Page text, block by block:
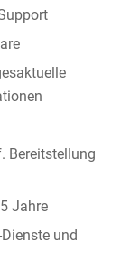
Bereitstellung
Jahre
und